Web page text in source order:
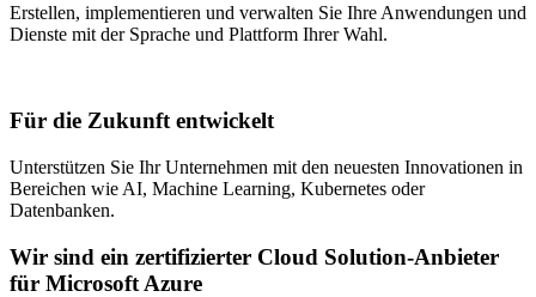
Erstellen, implementieren und verwalten Sie Ihre Anwendungen und
Dienste mit der Sprache und Plattform Ihrer Wahl.
Für die Zukunft entwickelt
Unterstützen Sie Ihr Unternehmen mit den neuesten Innovationen in
Bereichen wie AI, Machine Learning, Kubernetes oder
Datenbanken.
Wir sind ein zertifizierter Cloud Solution-Anbieter
für Microsoft Azure